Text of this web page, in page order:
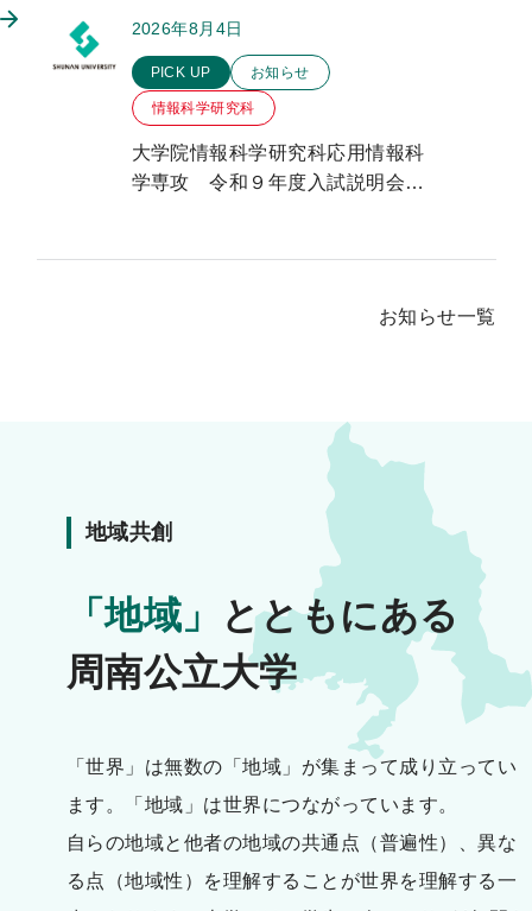
2026年8月4日
このお知らせのカテゴリー
PICK UP お知らせ
情報科学研究科
大学院情報科学研究科応用情報科
学専攻 令和９年度入試説明会の
お知らせ一覧
地域共創
「地域」
とともにある
周南公立大学
「世界」は無数の「地域」が集まって成り立ってい
ます。「地域」は世界につながっています。
自らの地域と他者の地域の共通点（普遍性）、異な
る点（地域性）を理解することが世界を理解する一